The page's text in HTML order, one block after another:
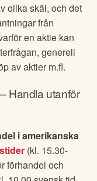
olika skäl, och det
från
en aktie kan
generell
av aktier m.fl.
– Handla utanför
i amerikanska
(kl. 15.30-
förhandel och